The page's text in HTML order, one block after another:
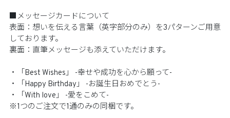
■メッセージカードについて
表面：想いを伝える言葉（英字部分のみ）を3パターンご用意
しております。
裏面：直筆メッセージも添えていただけます。
・「Best Wishes」 -幸せや成功を心から願って-
・「Happy Birthday」 -お誕生日おめでとう-
・「With love」 -愛をこめて-
※1つのご注文で1通のみの同梱です。